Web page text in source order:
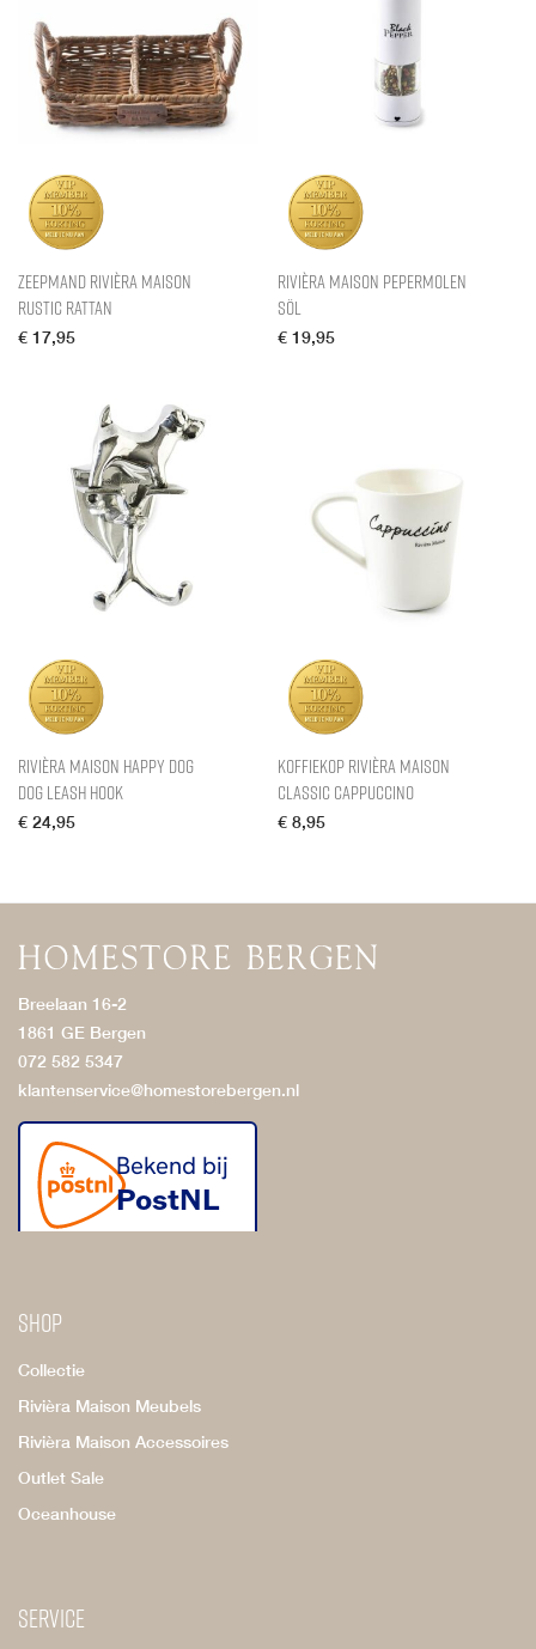
Zeepmand Rivièra Maison
Rustic Rattan
€ 17,95
Rivièra Maison Pepermolen
Söl
€ 19,95
Rivièra Maison Happy Dog
Dog Leash Hook
€ 24,95
Koffiekop Rivièra Maison
Classic Cappuccino
€ 8,95
Breelaan 16-2
1861 GE Bergen
072 582 5347
klantenservice@homestorebergen.nl
Shop
Collectie
Rivièra Maison Meubels
Rivièra Maison Accessoires
Outlet Sale
Oceanhouse
Service